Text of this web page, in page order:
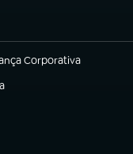
Corporativa
nova aba)
nova aba)